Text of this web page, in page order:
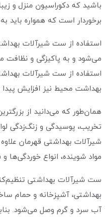
باشید که دکوراسیون منزل و
برخوردار است که همواره باید
استفاده از ست شیرآلات
می‌شود و به پاکیزگی و نظافت
استفاده از ست شیرآلات
بهداشت محیط نیز افزایش
همان‌طور که می‌دانید از
تخریب، پوسیدگی و زنگ‌زدگی
شیرآلات بهداشتی قهرمان علاوه
مواد شوینده، انواع خوردگی‌ها
ست شیرآلات بهداشتی
بهداشتی، آشپزخانه و حمام
آب سرد و گرم وصل می‌شود.